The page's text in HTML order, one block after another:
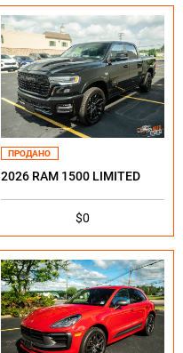
ПРОДАНО
2026 RAM 1500 LIMITED
$0